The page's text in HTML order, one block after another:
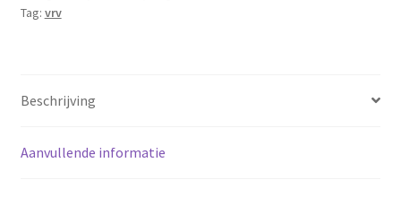
Tag: vrv
Beschrijving
Aanvullende informatie